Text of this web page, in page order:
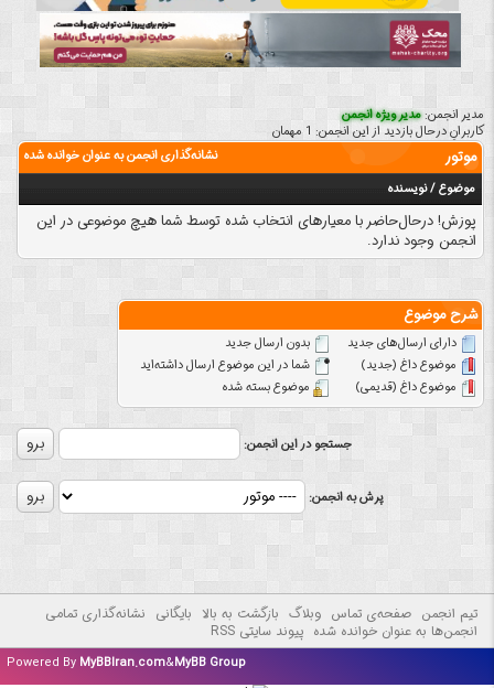
مدیر انجمن:مدیر ویژه انجمن
کاربرانِ درحال بازدید از این انجمن: 1 مهمان
نشانه‌گذاری انجمن به عنوان خوانده شده
موتور
موضوع/نویسنده
پوزش! درحال‌حاضر با معیارهای انتخاب شده توسط شما هیچ موضوعی در این
انجمن وجود ندارد.
شرح موضوع
دارای ارسال‌های جدید‌
موضوع داغ (جدید‌)
موضوع داغ (قدیمی)
بدون ارسال جدید‌
شما در این موضوع ارسال داشته‌اید
موضوع بسته شده
جستجو در این انجمن:
پرش به انجمن:
تیم انجمن صفحه‌ی تماس وبلاگ بازگشت به بالا بایگانی نشانه‌گذاری تمامی
انجمن‌ها به عنوان خوانده شده پیوند سایتی RSS
Powered By MyBBIran.com&MyBB Group